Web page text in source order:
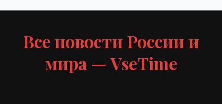
Все новости России и
мира — VseTime